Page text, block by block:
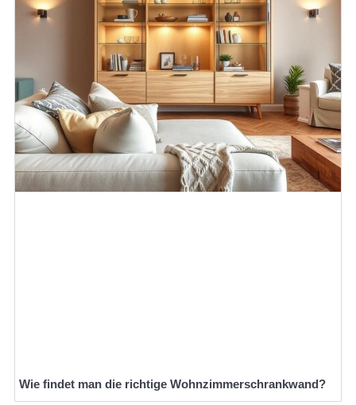
Wie findet man die richtige Wohnzimmerschrankwand?